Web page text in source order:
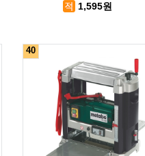
1,595원
40